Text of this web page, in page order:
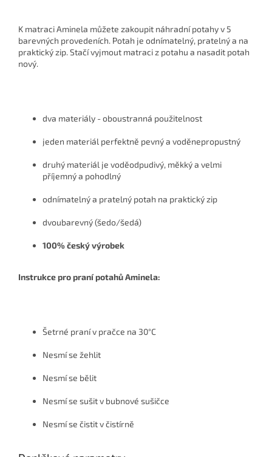
K matraci Aminela můžete zakoupit náhradní potahy v 5
barevných provedeních. Potah je odnímatelný, pratelný a na
praktický zip. Stačí vyjmout matraci z potahu a nasadit potah
nový.
dva materiály - oboustranná použitelnost
jeden materiál perfektně pevný a voděnepropustný
druhý materiál je voděodpudivý, měkký a velmi
příjemný a pohodlný
odnímatelný a pratelný potah na praktický zip
dvoubarevný (šedo/šedá)
100% český výrobek
Instrukce pro praní potahů Aminela:
Šetrné praní v pračce na 30°C
Nesmí se žehlit
Nesmí se bělit
Nesmí se sušit v bubnové sušičce
Nesmí se čistit v čistírně